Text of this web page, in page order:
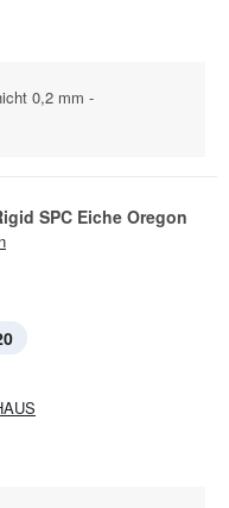
0,2 mm -
SPC Eiche Oregon